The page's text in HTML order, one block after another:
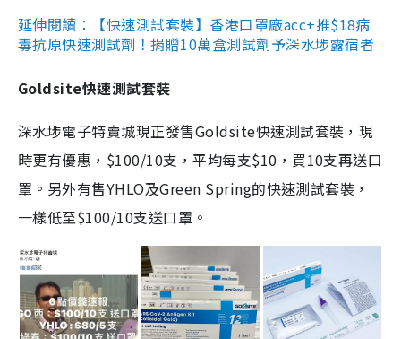
延伸閱讀：【快速測試套裝】香港口罩廠acc+推$18病
毒抗原快速測試劑！捐贈10萬盒測試劑予深水埗露宿者
Goldsite快速測試套裝
深水埗電子特賣城現正發售Goldsite快速測試套裝，現
時更有優惠，$100/10支，平均每支$10，買10支再送口
罩。另外有售YHLO及Green Spring的快速測試套裝，
一樣低至$100/10支送口罩。